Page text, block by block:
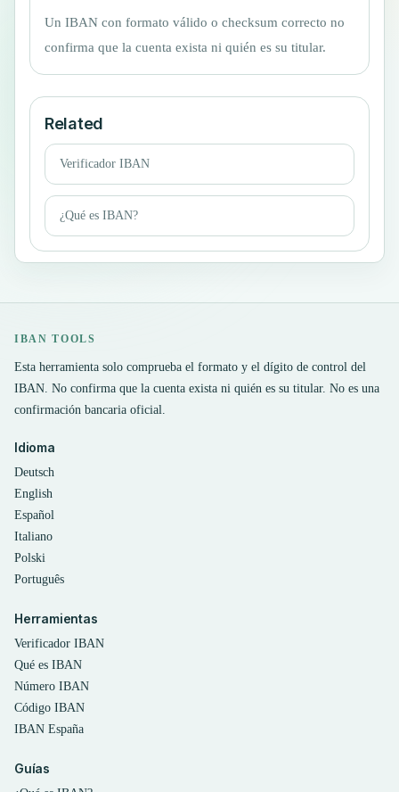
Un IBAN con formato válido o checksum correcto no
confirma que la cuenta exista ni quién es su titular.
Related
Verificador IBAN
¿Qué es IBAN?
IBAN TOOLS
Esta herramienta solo comprueba el formato y el dígito de control del
IBAN. No confirma que la cuenta exista ni quién es su titular. No es una
confirmación bancaria oficial.
Idioma
Deutsch
English
Español
Italiano
Polski
Português
Herramientas
Verificador IBAN
Qué es IBAN
Número IBAN
Código IBAN
IBAN España
Guías